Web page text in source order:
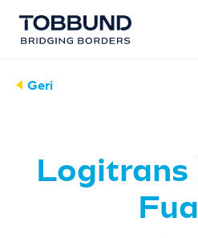
Geri
Logitrans